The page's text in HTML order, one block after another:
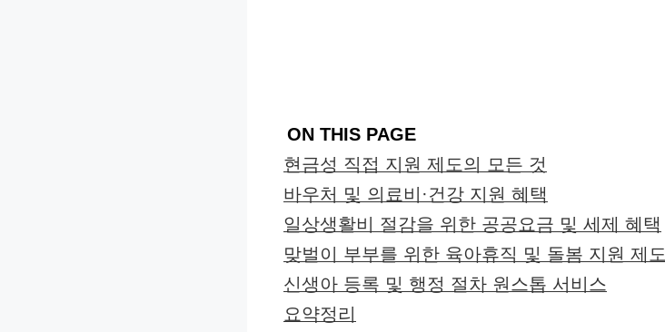
ON THIS PAGE
현금성 직접 지원 제도의 모든 것
바우처 및 의료비·건강 지원 혜택
일상생활비 절감을 위한 공공요금 및 세제 혜택
맞벌이 부부를 위한 육아휴직 및 돌봄 지원 제도
신생아 등록 및 행정 절차 원스톱 서비스
요약정리